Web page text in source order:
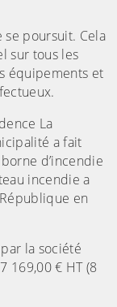
poursuit. Cela
sur tous les
équipements et
La
a fait
d’incendie
incendie a
en
la société
169,00 € HT (8